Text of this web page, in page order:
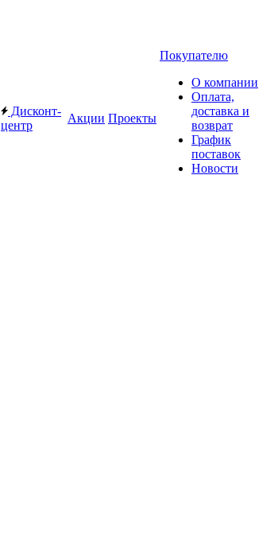
Дисконт-
центр
Акции Проекты
Покупателю
О компании
Оплата,
доставка и
возврат
График
поставок
Новости